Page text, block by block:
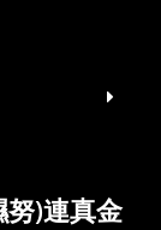
)連真金